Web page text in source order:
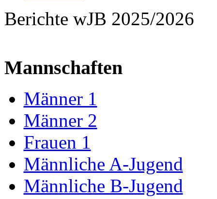
Berichte wJB 2025/2026
Mannschaften
Männer 1
Männer 2
Frauen 1
Männliche A-Jugend
Männliche B-Jugend